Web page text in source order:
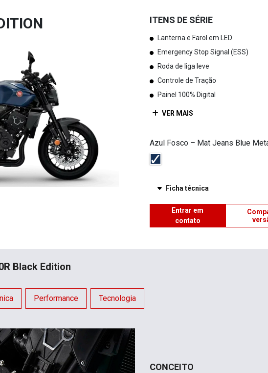
ITENS DE SÉRIE
Lanterna e Farol em LED
Emergency Stop Signal (ESS)
Roda de liga leve
Controle de Tração
Painel 100% Digital
VER MAIS
Azul Fosco – Mat Jeans Blue
Ficha técnica
Entrar em
contato
Black Edition
Performance Tecnologia
CONCEITO